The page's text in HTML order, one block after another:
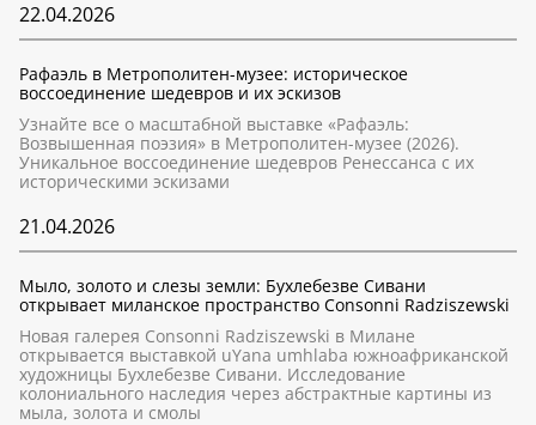
22.04.2026
Рафаэль в Метрополитен-музее: историческое
воссоединение шедевров и их эскизов
Узнайте все о масштабной выставке «Рафаэль:
Возвышенная поэзия» в Метрополитен-музее (2026).
Уникальное воссоединение шедевров Ренессанса с их
историческими эскизами
21.04.2026
Мыло, золото и слезы земли: Бухлебезве Сивани
открывает миланское пространство Consonni Radziszewski
Новая галерея Consonni Radziszewski в Милане
открывается выставкой uYana umhlaba южноафриканской
художницы Бухлебезве Сивани. Исследование
колониального наследия через абстрактные картины из
мыла, золота и смолы